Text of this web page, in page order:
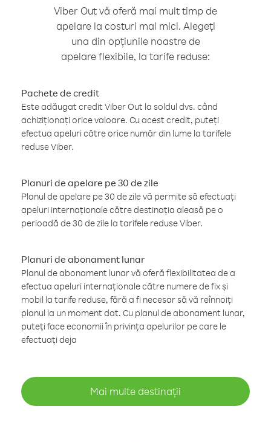
Viber Out vă oferă mai mult timp de
apelare la costuri mai mici. Alegeți
una din opțiunile noastre de
apelare flexibile, la tarife reduse:
Pachete de credit
Este adăugat credit Viber Out la soldul dvs. când
achiziționați orice valoare. Cu acest credit, puteți
efectua apeluri către orice număr din lume la tarifele
reduse Viber.
Planuri de apelare pe 30 de zile
Planul de apelare pe 30 de zile vă permite să efectuați
apeluri internaționale către destinația aleasă pe o
perioadă de 30 de zile la tarifele reduse Viber.
Planuri de abonament lunar
Planul de abonament lunar vă oferă flexibilitatea de a
efectua apeluri internaționale către numere de fix și
mobil la tarife reduse, fără a fi necesar să vă reînnoiți
planul la un moment dat. Cu planul de abonament lunar,
puteți face economii în privința apelurilor pe care le
efectuați deja
Mai multe destinații